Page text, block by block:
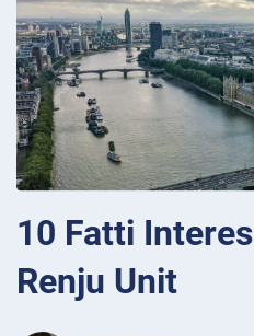
10 Fatti
Renju Unit